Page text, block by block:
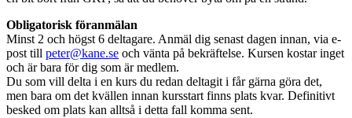
Obligatorisk föranmälan
Minst 2 och högst 6 deltagare. Anmäl dig senast dagen innan, via e-
post till peter@kane.se och vänta på bekräftelse. Kursen kostar inget
och är bara för dig som är medlem.
Du som vill delta i en kurs du redan deltagit i får gärna göra det,
men bara om det kvällen innan kursstart finns plats kvar. Definitivt
besked om plats kan alltså i detta fall komma sent.